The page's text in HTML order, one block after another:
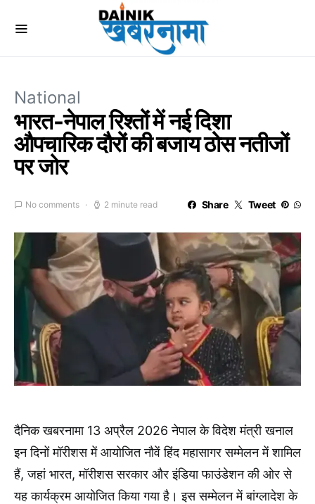
National
भारत-नेपाल रिश्तों में नई दिशा
औपचारिक दौरों की बजाय ठोस नतीजों
पर जोर
No comments 2 minute read Share Tweet
दैनिक खबरनामा 13 अप्रैल 2026 नेपाल के विदेश मंत्री खनाल
इन दिनों मॉरीशस में आयोजित नौवें हिंद महासागर सम्मेलन में शामिल
हैं, जहां भारत, मॉरीशस सरकार और इंडिया फाउंडेशन की ओर से
यह कार्यक्रम आयोजित किया गया है। इस सम्मेलन में बांग्लादेश के